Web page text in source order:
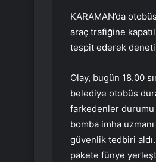
KARAMAN’da
araç trafiğine
tespit ederek
Olay, bugün 18.00
belediye otobüs
farkedenler
bomba imha
güvenlik tedbiri
pakete fünye